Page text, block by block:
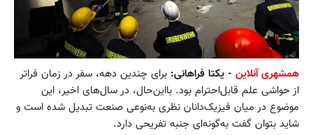
همشهری آنلاین - یکتا فراهانی: برای چندین دهه، سفر در زمان فراتر
از حواشی علم قابل‌احترام بود. بااین‌حال، در سال‌های اخیر، این
موضوع در میان فیزیک‌دانان نظری به‌نوعی صنعت تبدیل شده است و
شاید بتوان گفت به‌گونه‌ای جنبه تفریحی دارد.